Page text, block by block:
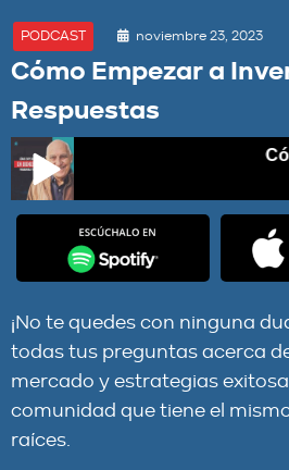
PODCAST noviembre 23, 2023
Cómo Empezar a
Respuestas
Cómo
Cómo Empezar a Invertir en
¡No te quedes con ninguna
todas tus preguntas acerca
mercado y estrategias
comunidad que tiene el
raíces.